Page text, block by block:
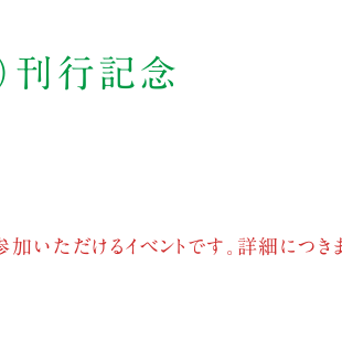
刊行記念
いただけるイベントです。詳細につき